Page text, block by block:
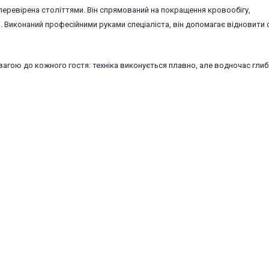
століттями. Він спрямований на покращення кровообігу,
професійними руками спеціаліста, він допомагає відновити
до кожного гостя: техніка виконується плавно, але водночас